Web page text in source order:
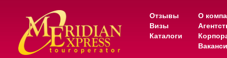
Отзывы
Визы
Каталоги
О